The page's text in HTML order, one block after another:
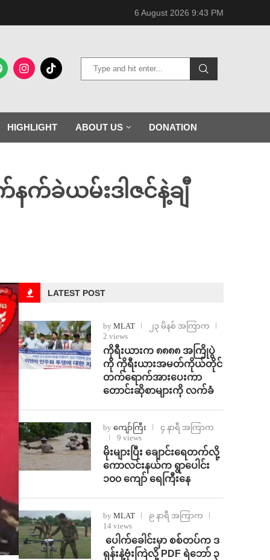
6 August 2026 9:43 PM
HIGHLIGHT ABOUT US DONATION
ယမ်းဒါဇင်နဲ့ချီ
LATEST POST
by MLAT
၂၃ မိနစ် အကြာက
2 views
ကိုရီးယားက ၈၈၈၈ အကြိုပွဲ
ကို ကိုရီးယားအမတ်ကိုယ်တိုင်
တက်ရောက်အားပေးကာ
တောင်းဆိုစာများကို လက်ခံ
by ကျော်ကြီး
၄ နာရီ အကြာက
9 views
⁨မိုးများပြီး ချောင်းရေတက်လို့
ကောလင်းနယ်က ရွာပေါင်း
၁၀၀ ကျော် ရေကြီးနေ
by MLAT
၉ နာရီ အကြာက
14 views
⁩ ⁨ပေါက်ခေါင်းမှာ စစ်တပ်က ဒ
ရုန်းနဲ့ဗုံးကြဲလို့ PDF ရဲဘော် ၃